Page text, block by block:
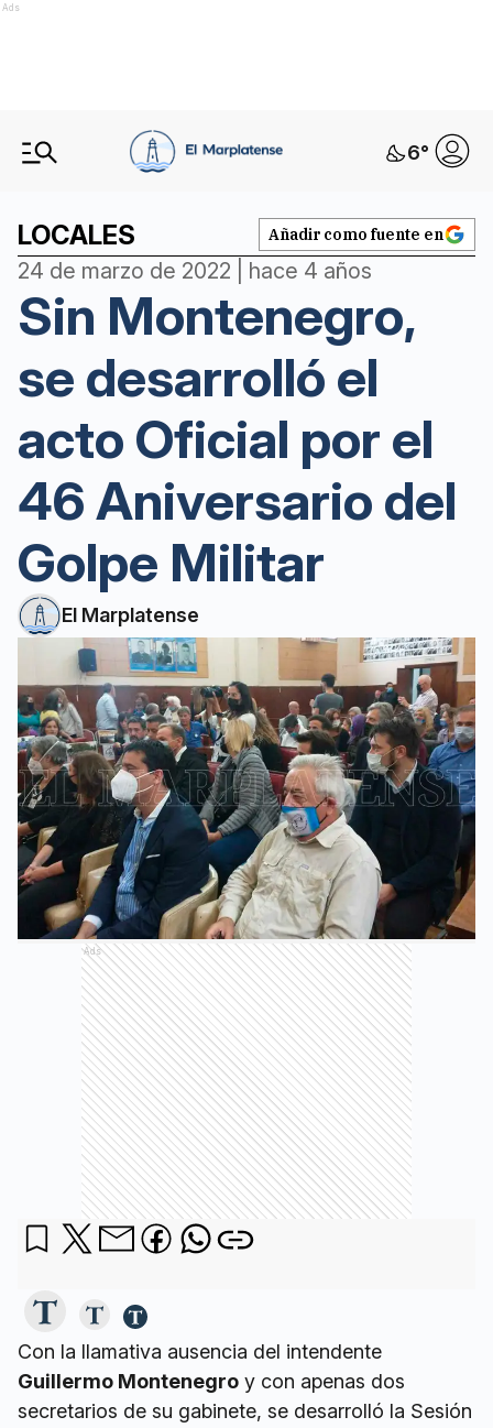
Ads
6°
LOCALES Añadir como fuente en
24 de marzo de 2022 | hace 4 años
Sin Montenegro,
se desarrolló el
acto Oficial por el
46 Aniversario del
Golpe Militar
El Marplatense
Ads
Con la llamativa ausencia del intendente
Guillermo Montenegro y con apenas dos
secretarios de su gabinete, se desarrolló la Sesión